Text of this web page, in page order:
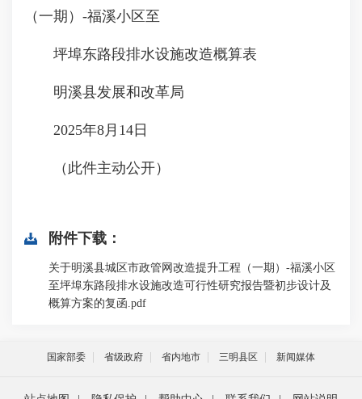
（一期）-福溪小区至
坪埠东路段排水设施改造概算表
明溪县发展和改革局
2025年8月14日
（此件主动公开）
附件下载：
关于明溪县城区市政管网改造提升工程（一期）-福溪小区
至坪埠东路段排水设施改造可行性研究报告暨初步设计及
概算方案的复函.pdf
国家部委 省级政府 省内地市 三明县区 新闻媒体